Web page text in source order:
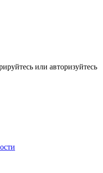
или авторизуйтесь